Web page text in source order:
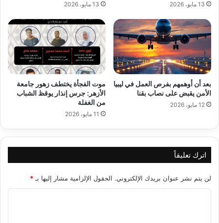
13 مايو، 2026 13 مايو، 2026
بعد أن أوهمهم بفرص العمل في ليبيا
الأمن يقبض على نصاب بقنا
12 مايو، 2026
موت الفجأة يختطف زهور جامعة
الأزهر: جرس إنذار يوقظ الشباب
من الغفلة
11 مايو، 2026
اترك تعليقاً
لن يتم نشر عنوان بريدك الإلكتروني. الحقول الإلزامية مشار إليها بـ*